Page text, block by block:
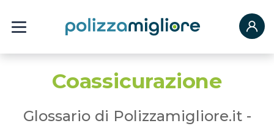
Coassicurazione
Glossario di Polizzamigliore.it -